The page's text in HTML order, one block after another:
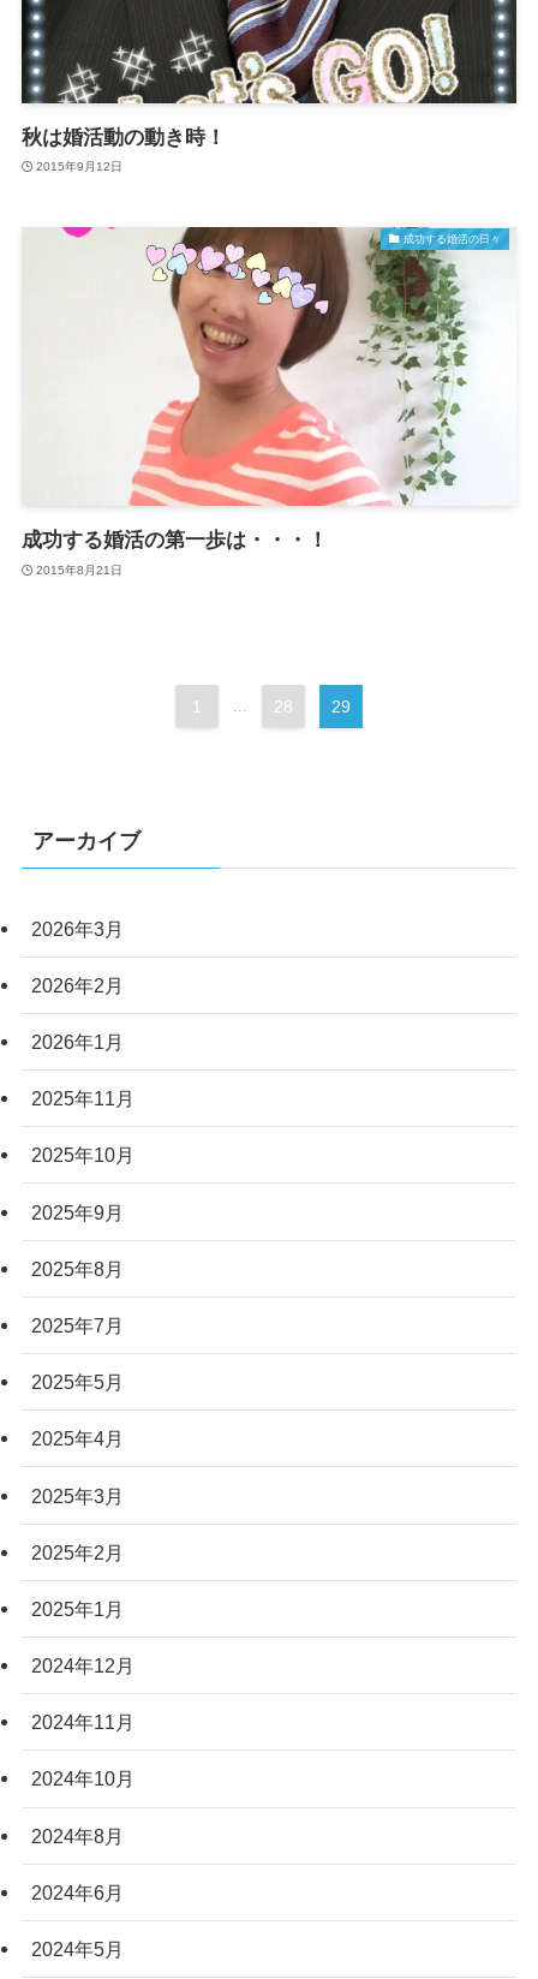
秋は婚活動の動き時！
2015年9月12日
成功する婚活の日々
成功する婚活の第一歩は・・・！
2015年8月21日
1 ... 28 29
アーカイブ
2026年3月
2026年2月
2026年1月
2025年11月
2025年10月
2025年9月
2025年8月
2025年7月
2025年5月
2025年4月
2025年3月
2025年2月
2025年1月
2024年12月
2024年11月
2024年10月
2024年8月
2024年6月
2024年5月